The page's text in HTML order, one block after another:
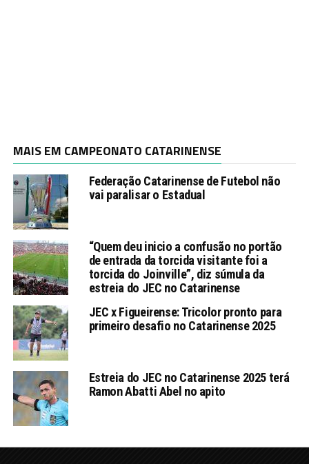
MAIS EM CAMPEONATO CATARINENSE
Federação Catarinense de Futebol não
vai paralisar o Estadual
“Quem deu inicio a confusão no portão
de entrada da torcida visitante foi a
torcida do Joinville”, diz súmula da
estreia do JEC no Catarinense
JEC x Figueirense: Tricolor pronto para
primeiro desafio no Catarinense 2025
Estreia do JEC no Catarinense 2025 terá
Ramon Abatti Abel no apito